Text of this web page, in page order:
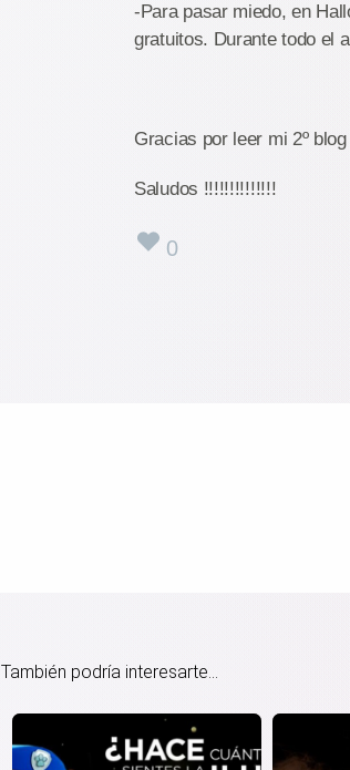
-Para pasar miedo, en
gratuitos. Durante todo el
Gracias por leer mi 2º
Saludos !!!!!!!!!!!!!!
0
También podría interesarte...